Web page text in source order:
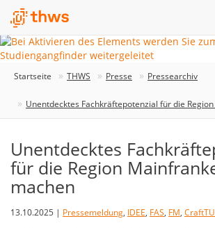
Startseite THWS Presse Pressearchiv
Unentdecktes Fachkräftepotenzial für die
Unentdecktes
für die Region
machen
13.10.2025 | Pressemeldung, IDEE, FAS, FM,